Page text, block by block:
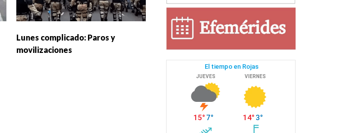
Lunes complicado: Paros y
movilizaciones